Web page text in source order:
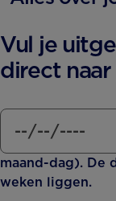
Vul je
direct
maand-dag). De
weken liggen.